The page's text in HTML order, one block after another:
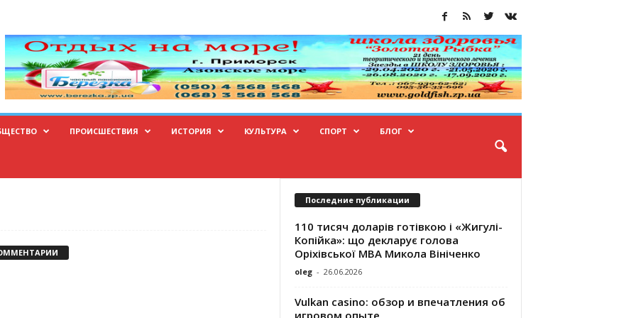
ПРОИСШЕСТВИЯ ИСТОРИЯ КУЛЬТУРА СПОРТ БЛОГ
Последние публикации
110 тисяч доларів готівкою і «Жигулі-
Копійка»: що декларує голова
Оріхівської МВА Микола Вініченко
oleg - 26.06.2026
Vulkan casino: обзор и впечатления об
игровом опыте